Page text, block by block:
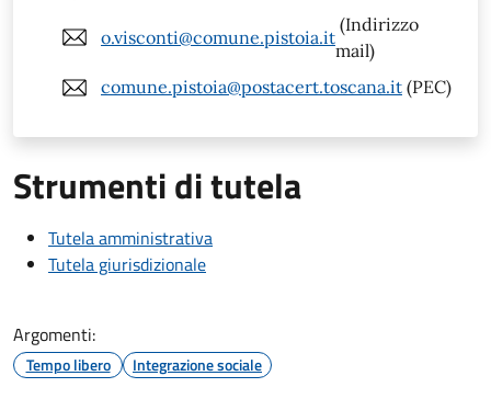
o.visconti@comune.pistoia.it
(Indirizzo
mail)
comune.pistoia@postacert.toscana.it (PEC)
Strumenti di tutela
Tutela amministrativa
Tutela giurisdizionale
Argomenti:
Tempo libero Integrazione sociale